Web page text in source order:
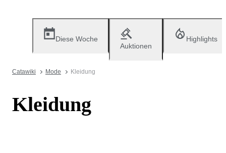
Diese Woche
Auktionen
Highlights
Catawiki Mode Kleidung
Kleidung